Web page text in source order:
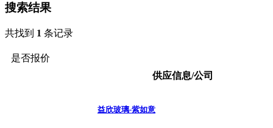
搜索结果
共找到 1 条记录
是否报价
供应信息/公司
益欣玻璃-紫如意